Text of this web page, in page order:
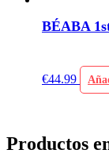
BÉABA
€44.99
Productos